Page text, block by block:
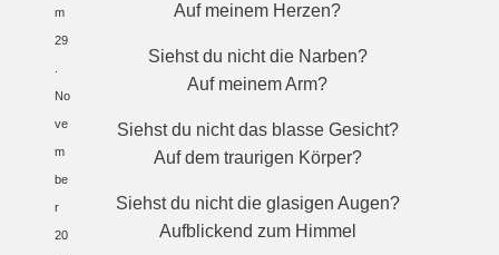
m
29
No
ve
m
be
r
20
Auf meinem Herzen?
Siehst du nicht die Narben?
Auf meinem Arm?
Siehst du nicht das blasse Gesicht?
Auf dem traurigen Körper?
Siehst du nicht die glasigen Augen?
Aufblickend zum Himmel